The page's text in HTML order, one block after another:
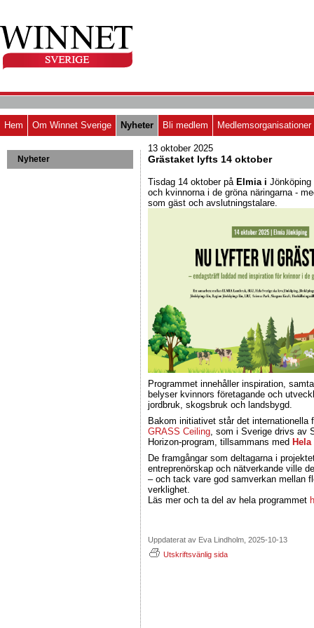
Hem Om Winnet Sverige Nyheter Bli medlem Medlemsorganisationer
Nyheter
13 oktober 2025
Grästaket lyfts 14 oktober
Tisdag 14 oktober på Elmia i
och kvinnorna i de gröna näringarna -
som gäst och avslutningstalare.
Programmet innehåller inspiration,
belyser kvinnors företagande och
jordbruk, skogsbruk och landsbygd.
Bakom initiativet står det internationella
GRASS Ceiling, som i Sverige drivs av
Horizon-program, tillsammans med
De framgångar som deltagarna i
entreprenörskap och nätverkande ville
– och tack vare god samverkan mellan
verklighet.
Läs mer och ta del av hela programmet
Uppdaterat av Eva Lindholm, 2025-10-13
Utskriftsvänlig sida